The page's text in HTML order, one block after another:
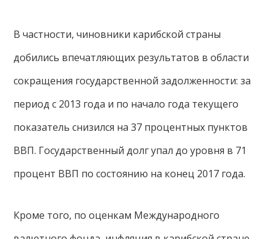
В частности, чиновники карибской страны
добились впечатляющих результатов в области
сокращения государственной задолженности: за
период с 2013 года и по начало года текущего
показатель снизился на 37 процентных пунктов
ВВП. Государственный долг упал до уровня в 71
процент ВВП по состоянию на конец 2017 года.
Кроме того, по оценкам Международного